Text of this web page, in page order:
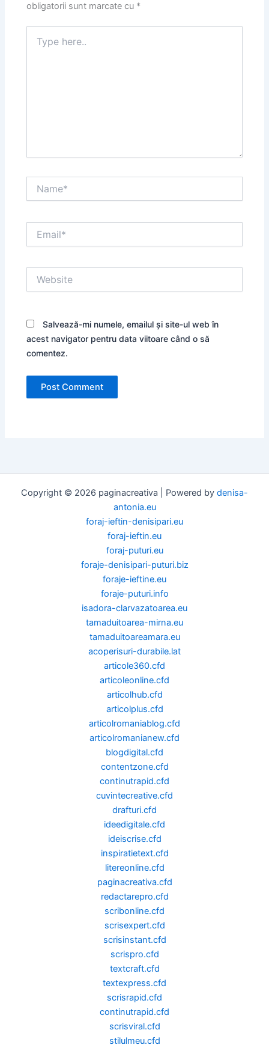
obligatorii sunt marcate cu *
here..
Salvează-mi numele, emailul și site-ul web în
acest navigator pentru data viitoare când o să
comentez.
Copyright © 2026 paginacreativa | Powered by denisa-
antonia.eu
foraj-ieftin-denisipari.eu
foraj-ieftin.eu
foraj-puturi.eu
foraje-denisipari-puturi.biz
foraje-ieftine.eu
foraje-puturi.info
isadora-clarvazatoarea.eu
tamaduitoarea-mirna.eu
tamaduitoareamara.eu
acoperisuri-durabile.lat
articole360.cfd
articoleonline.cfd
articolhub.cfd
articolplus.cfd
articolromaniablog.cfd
articolromanianew.cfd
blogdigital.cfd
contentzone.cfd
continutrapid.cfd
cuvintecreative.cfd
drafturi.cfd
ideedigitale.cfd
ideiscrise.cfd
inspiratietext.cfd
litereonline.cfd
paginacreativa.cfd
redactarepro.cfd
scribonline.cfd
scrisexpert.cfd
scrisinstant.cfd
scrispro.cfd
textcraft.cfd
textexpress.cfd
scrisrapid.cfd
continutrapid.cfd
scrisviral.cfd
stilulmeu.cfd